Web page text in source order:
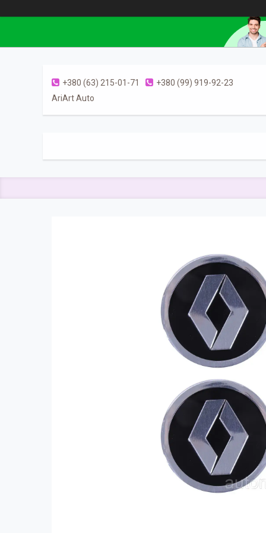
+380 (63) 215-01-71
+380 (99) 919-92-23
AriArt Auto